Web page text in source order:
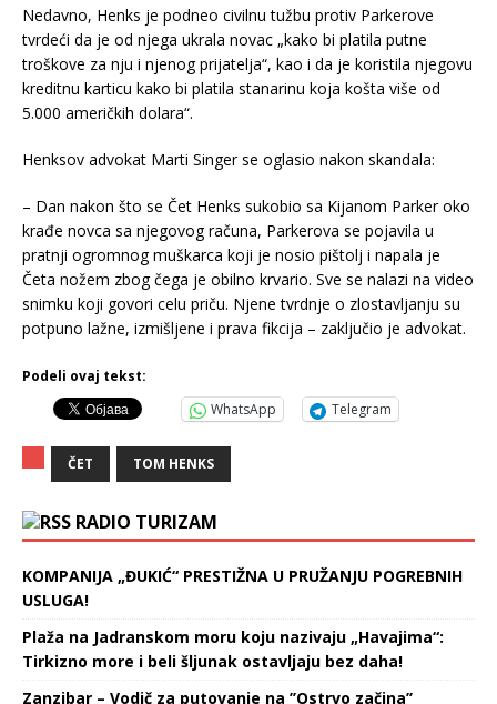
Nedavno, Henks je podneo civilnu tužbu protiv Parkerove
tvrdeći da je od njega ukrala novac „kako bi platila putne
troškove za nju i njenog prijatelja“, kao i da je koristila njegovu
kreditnu karticu kako bi platila stanarinu koja košta više od
5.000 američkih dolara“.
Henksov advokat Marti Singer se oglasio nakon skandala:
– Dan nakon što se Čet Henks sukobio sa Kijanom Parker oko
krađe novca sa njegovog računa, Parkerova se pojavila u
pratnji ogromnog muškarca koji je nosio pištolj i napala je
Četa nožem zbog čega je obilno krvario. Sve se nalazi na video
snimku koji govori celu priču. Njene tvrdnje o zlostavljanju su
potpuno lažne, izmišljene i prava fikcija – zaključio je advokat.
Podeli ovaj tekst:
WhatsApp
Telegram
ČET TOM HENKS
RADIO TURIZAM
KOMPANIJA „ĐUKIĆ“ PRESTIŽNA U PRUŽANJU POGREBNIH
USLUGA!
Plaža na Jadranskom moru koju nazivaju „Havajima“:
Tirkizno more i beli šljunak ostavljaju bez daha!
Zanzibar – Vodič za putovanje na ’’Ostrvo začina’’